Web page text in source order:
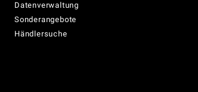
Datenverwaltung
Sonderangebote
Händlersuche